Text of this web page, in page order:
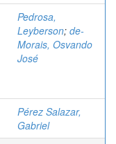
Pedrosa,
Leyberson; de-
Morais, Osvando
José
Pérez Salazar,
Gabriel